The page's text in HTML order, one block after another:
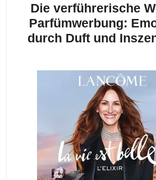
Die verführerische
Parfümwerbung:
durch Duft und